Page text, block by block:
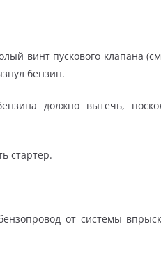
винт пускового клапана
бензин.
должно вытечь,
стартер.
от системы